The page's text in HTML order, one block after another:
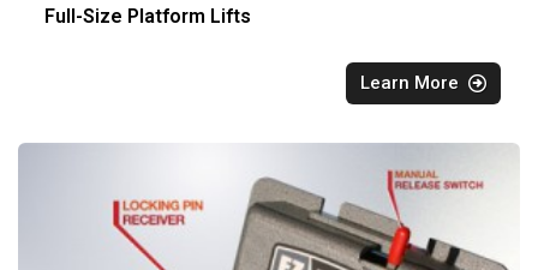
Full-Size Platform Lifts
Learn More